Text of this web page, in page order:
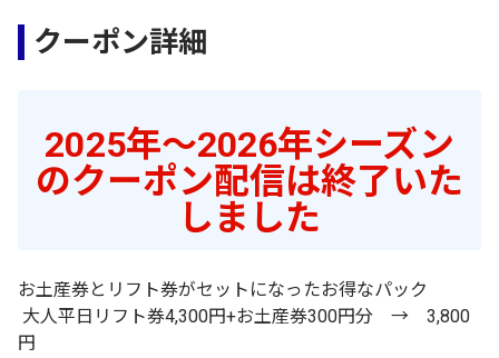
クーポン詳細
2025年～2026年シーズン
のクーポン配信は終了いた
しました
お土産券とリフト券がセットになったお得なパック
大人平日リフト券4,300円+お土産券300円分 → 3,800
円